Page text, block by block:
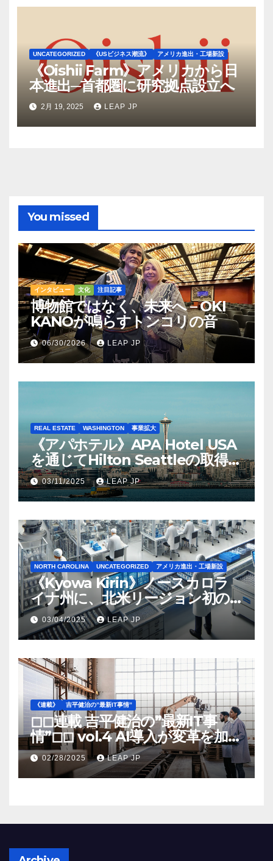
UNCATEGORIZED 《USビジネス潮流》 アメリカ進出・工場新設
《Oishii Farm》アメリカから日
本進出─首都圏に研究拠点設立へ
2月 19, 2025 LEAP JP
You missed
インタビュー 文化 注目記事
博物館ではなく、未来へ – OKI
KANOが鳴らすトンコリの音
06/30/2026 LEAP JP
REAL ESTATE WASHINGTON 事業拡大
《アパホテル》APA Hotel USA
を通じてHilton Seattleの取得を
完了
03/11/2025 LEAP JP
NORTH CAROLINA UNCATEGORIZED アメリカ進出・工場新設
《Kyowa Kirin》ノースカロラ
イナ州に、北米リージョン初の
工場建設を決定
03/04/2025 LEAP JP
《連載》 吉平健治の”最新IT事情”
◻︎◻︎連載 吉平健治の”最新IT事
情”◻︎◻︎ vol.4 AI導入が変革を加速
する米国製造業の最前線
02/28/2025 LEAP JP